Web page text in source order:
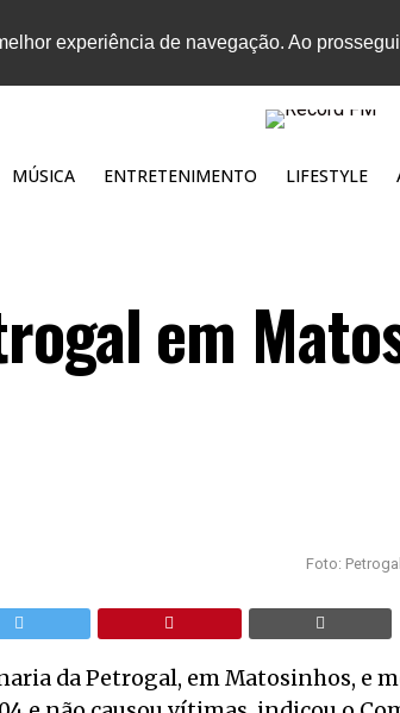
experiência de navegação. Ao
MÚSICA ENTRETENIMENTO LIFESTYLE
em
Foto:
da Petrogal, em Matosinhos, e